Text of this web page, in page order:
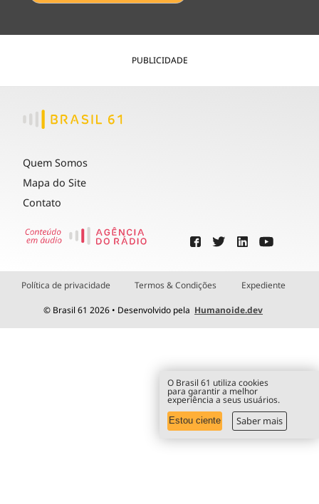
PUBLICIDADE
Quem Somos
Mapa do Site
Contato
Política de privacidade Termos & Condições Expediente
© Brasil 61 2026 • Desenvolvido pela Humanoide.dev
O Brasil 61 utiliza cookies
para garantir a melhor
experiência a seus usuários.
Estou ciente Saber mais